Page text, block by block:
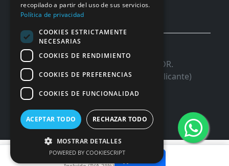
4,62 €
Aceptar Politica dePrivacidad
© 2026 InforSystem Programacion y
Aplicaciones, S.L. CIF: B54337985 | C/DR.
Marañon, 17 Local 5 | 03680 - ASPE (Alicante)
recopilado a partir del uso de sus servicios.
Política de privacidad
COOKIES ESTRICTAMENTE
NECESARIAS
COOKIES DE RENDIMIENTO
COOKIES DE PREFERENCIAS
COOKIES DE FUNCIONALIDAD
ACEPTAR TODO RECHAZAR TODO
MOSTRAR DETALLES
POWERED BY COOKIESCRIPT